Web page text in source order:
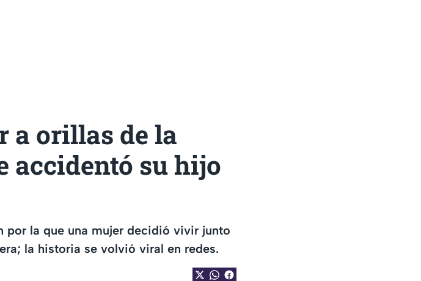
a orillas de la
accidentó su hijo
por la que una mujer decidió vivir junto
la historia se volvió viral en redes.